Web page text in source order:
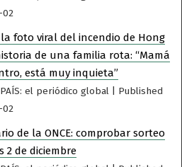
02
la foto viral del incendio de Hong
de una familia rota: “Mamá
está muy inquieta”
el periódico global
Published
02
de la ONCE: comprobar sorteo
2 de diciembre